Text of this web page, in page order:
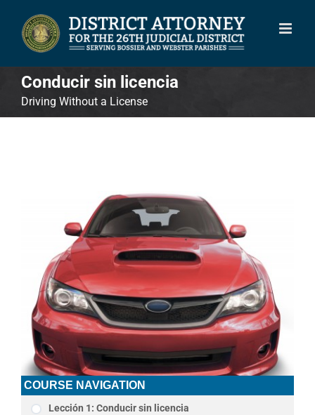
content
Conducir sin licencia
Driving Without a License
COURSE NAVIGATION
Lección 1: Conducir sin licencia